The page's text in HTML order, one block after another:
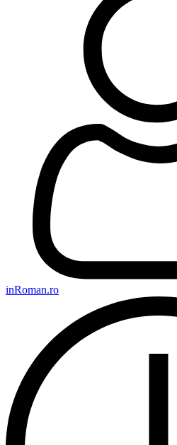
inRoman.ro